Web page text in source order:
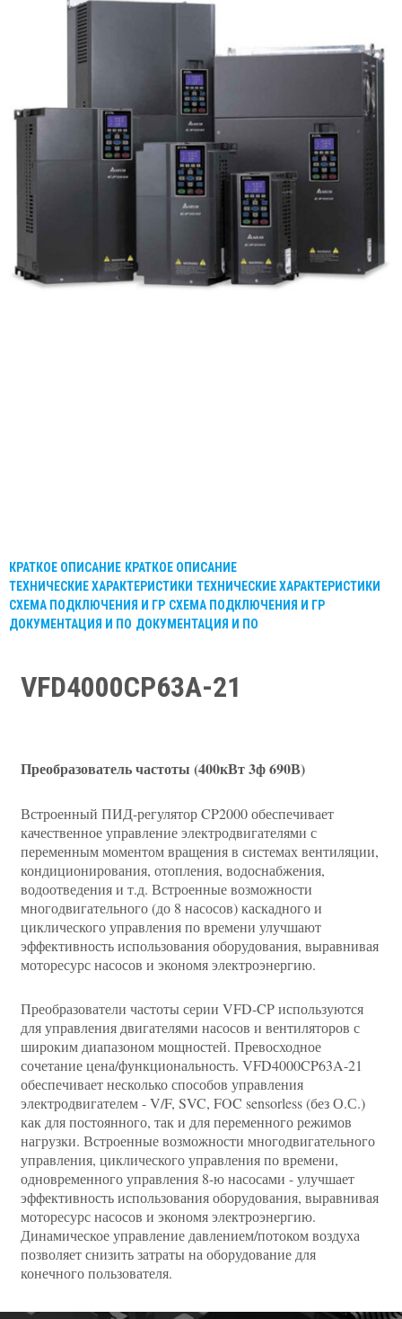
КРАТКОЕ ОПИСАНИЕ КРАТКОЕ ОПИСАНИЕ
ТЕХНИЧЕСКИЕ ХАРАКТЕРИСТИКИ ТЕХНИЧЕСКИЕ ХАРАКТЕРИСТИКИ
СХЕМА ПОДКЛЮЧЕНИЯ И ГР СХЕМА ПОДКЛЮЧЕНИЯ И ГР
ДОКУМЕНТАЦИЯ И ПО ДОКУМЕНТАЦИЯ И ПО
VFD4000CP63A-21
Преобразователь частоты (400кВт 3ф 690В)
Встроенный ПИД-регулятор CP2000 обеспечивает
качественное управление электродвигателями с
переменным моментом вращения в системах вентиляции,
кондиционирования, отопления, водоснабжения,
водоотведения и т.д. Встроенные возможности
многодвигательного (до 8 насосов) каскадного и
циклического управления по времени улучшают
эффективность использования оборудования, выравнивая
моторесурс насосов и экономя электроэнергию.
Преобразователи частоты серии VFD-CP используются
для управления двигателями насосов и вентиляторов с
широким диапазоном мощностей. Превосходное
сочетание цена/функциональность. VFD4000CP63A-21
обеспечивает несколько способов управления
электродвигателем - V/F, SVC, FOC sensorless (без О.С.)
как для постоянного, так и для переменного режимов
нагрузки. Встроенные возможности многодвигательного
управления, циклического управления по времени,
одновременного управления 8-ю насосами - улучшает
эффективность использования оборудования, выравнивая
моторесурс насосов и экономя электроэнергию.
Динамическое управление давлением/потоком воздуха
позволяет снизить затраты на оборудование для
конечного пользователя.